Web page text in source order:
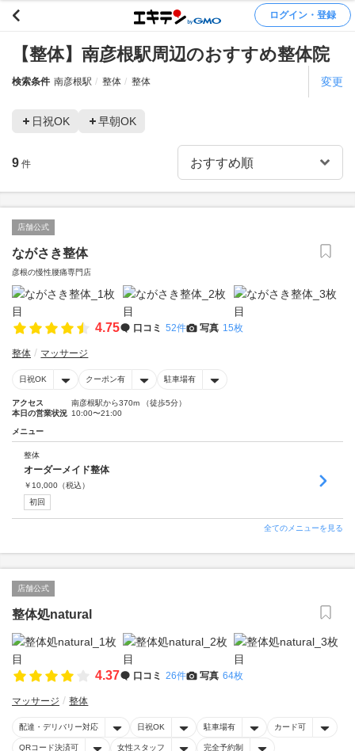
ログイン・登録
【整体】南彦根駅周辺のおすすめ整体院
検索条件 南彦根駅 整体 整体 変更
日祝OK 早朝OK
9 件
店舗公式
ながさき整体
彦根の慢性腰痛専門店
4.75 口コミ 52件 写真 15枚
整体 マッサージ
日祝OK クーポン有 駐車場有
アクセス
南彦根駅から370m （徒歩5分）
本日の営業状況 10:00〜21:00
メニュー
整体
オーダーメイド整体
￥ 10,000 （税込）
初回
全てのメニューを見る
店舗公式
整体処natural
4.37 口コミ 26件 写真 64枚
マッサージ 整体
配達・デリバリー対応 日祝OK 駐車場有 カード可
QRコード決済可 女性スタッフ 完全予約制